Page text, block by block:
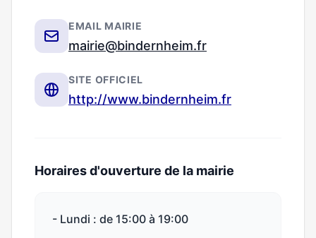
EMAIL MAIRIE
mairie@bindernheim.fr
SITE OFFICIEL
http://www.bindernheim.fr
Horaires d'ouverture de la mairie
- Lundi : de 15:00 à 19:00